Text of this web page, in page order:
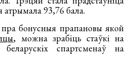
93,76 бала.
бонусныя прапановы якой
, можна зрабіць стаўкі на
спартсменаў на